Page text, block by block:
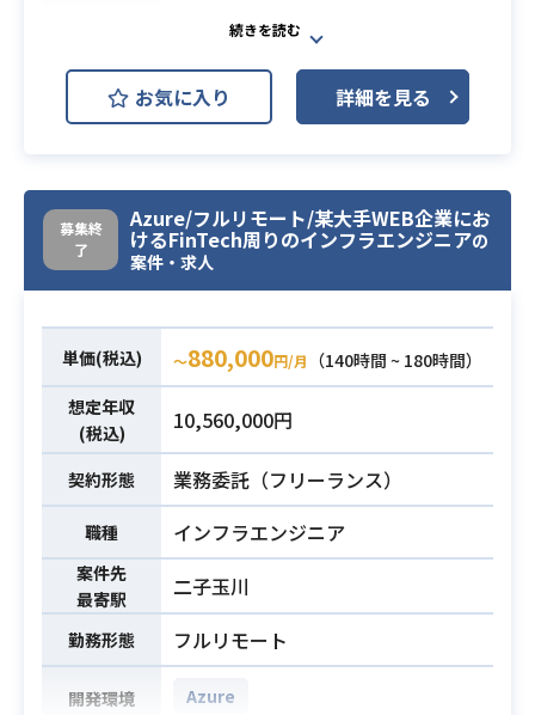
沿ったロゴやテキストのデザインな
どを含め
担当していただきます。
フレックスタイム制度を導入してお
・適用時間 ： 7:00～20:00
・コアタイム：11:00～16:00
【こんな方におすすめ】
・海外展開をしているゲーム案件に
・ゲーム業界未経験だが携わってみ
たい方
必須スキル
・Photoshop、Illustratorを使用し
たデザイン業務経験（2年以上）
・エンタメ業界における広告画像、
バナー画像などの制作経験（2年以
上）
業務内容
PdMチームのミッションは、オペレ
ーション(人力)とシステムの力でお客
様の課題を解決し、
エンド企業様のプロダクトが利用さ
の最大化を実現することです。
お客様から選ばれ、社会インフラと
して長期に渡って継続的に利用され
広範な業務に取り組むことが求めら
[業務内容]
・プロダクトロードマップの作成
・プロダクトの現状分析、課題抽出
・機能開発における方針決定、課題
管理、効果測定
[開発環境]
バックエンド: Ruby on Rails / Unicor
n / Nginx / PostgreSQL / Redis, Do
cker / Elasticsearch
フロントエンド: TypeScript / React
お気に入り 詳細を見る
募集終
了
Azure/フルリモート/某大手WEB企業にお
けるFinTech周りのインフラエンジニアの
案件・求人
単価(税込) 〜880,000円/月
（140時間 ~ 180時間）
想定年収
(税込)
10,560,000円
契約形態 業務委託（フリーランス）
職種 インフラエンジニア
案件先
最寄駅
二子玉川
勤務形態 フルリモート
開発環境 Azure